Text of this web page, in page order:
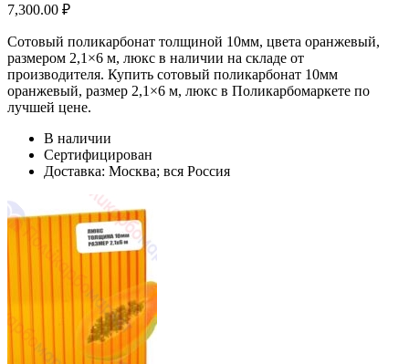
7,300.00 ₽
Сотовый поликарбонат толщиной 10мм, цвета оранжевый,
размером 2,1×6 м, люкс в наличии на складе от
производителя. Купить сотовый поликарбонат 10мм
оранжевый, размер 2,1×6 м, люкс в Поликарбомаркете по
лучшей цене.
В наличии
Сертифицирован
Доставка: Москва; вся Россия